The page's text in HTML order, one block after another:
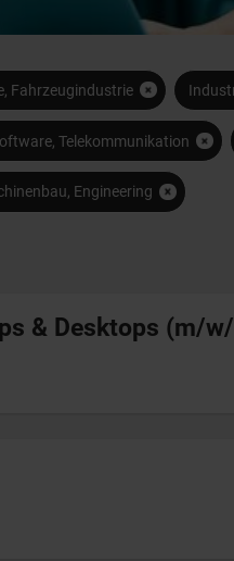
Fahrzeugindustrie
Telekommunikation
Engineering
& Desktops (m/